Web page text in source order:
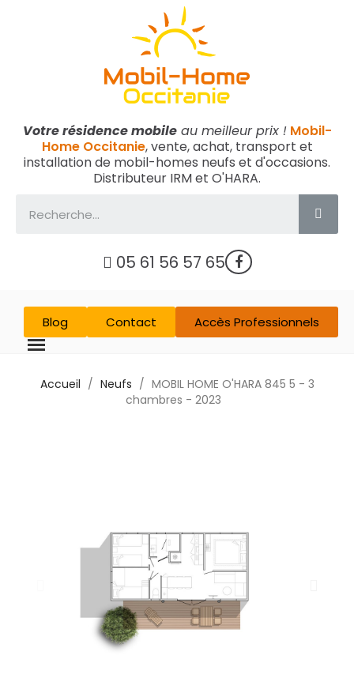
Votre résidence mobileau meilleur prix ! Mobil-
Home Occitanie, vente, achat, transport et
installation de mobil-homes neufs et d'occasions.
Distributeur IRM et O'HARA.
05 61 56 57 65
Blog Contact Accès Professionnels
Accueil Neufs
MOBIL HOME O'HARA 845 5 - 3
chambres - 2023